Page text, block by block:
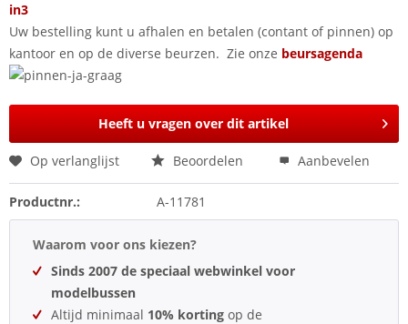
in3
Uw bestelling kunt u afhalen en betalen (contant of pinnen) op
kantoor en op de diverse beurzen. Zie onze beursagenda
Heeft u vragen over dit artikel
Op verlanglijst Beoordelen Aanbevelen
Productnr.: A-11781
Waarom voor ons kiezen?
Sinds 2007 de speciaal webwinkel voor
modelbussen
Altijd minimaal 10% korting op de